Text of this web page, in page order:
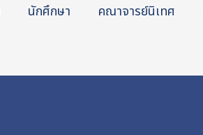
นักศึกษา คณาจารย์นิเทศ